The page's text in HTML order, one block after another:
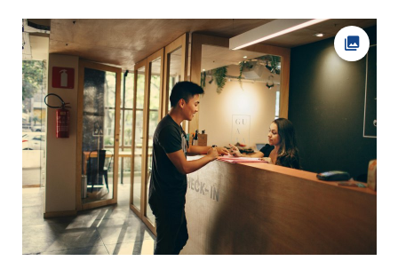
Ava